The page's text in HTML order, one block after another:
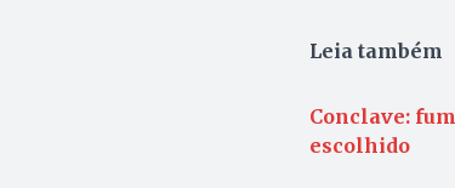
Leia também
Conclave:
escolhido